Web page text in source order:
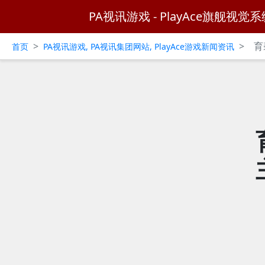
PA视讯游戏 - PlayAce旗舰视觉系
首页 > PA视讯游戏, PA视讯集团网站, PlayAce游戏新闻资讯 >